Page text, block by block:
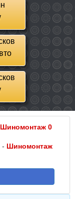
Шиномонтаж 0
- Шиномонтаж